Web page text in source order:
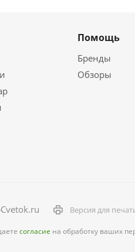
Помощь
Бренды
Обзоры
Версия для
согласие на обработку ваших